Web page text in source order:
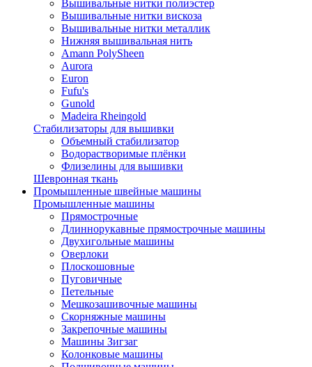
Вышивальные нитки полиэстер
Вышивальные нитки вискоза
Вышивальные нитки металлик
Нижняя вышивальная нить
Amann PolySheen
Aurora
Euron
Fufu's
Gunold
Madeira Rheingold
Стабилизаторы для вышивки
Объемный стабилизатор
Водорастворимые плёнки
Флизелины для вышивки
Шевронная ткань
Промышленные швейные машины
Промышленные машины
Прямострочные
Длиннорукавные прямострочные машины
Двухигольные машины
Оверлоки
Плоскошовные
Пуговичные
Петельные
Мешкозашивочные машины
Скорняжные машины
Закрепочные машины
Машины Зигзаг
Колонковые машины